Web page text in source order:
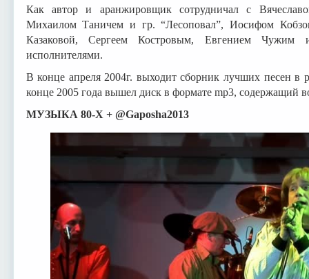
Как автор и аранжировщик сотрудничал с
Михаилом Таничем и гр. “Лесоповал”, Иосифом
Казаковой, Сергеем Костровым, Евгением
исполнителями.
В конце апреля 2004г. выходит сборник лучших песен
конце 2005 года вышел диск в формате mp3, содержащий
МУЗЫКА 80-X + @Gaposha2013